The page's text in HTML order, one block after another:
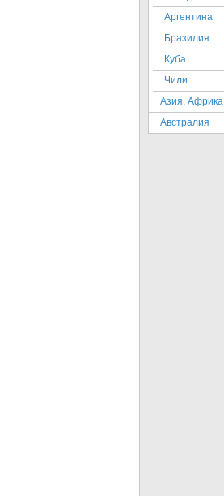
Аргентина
Бразилия
Куба
Чили
Азия, Африка
Австралия